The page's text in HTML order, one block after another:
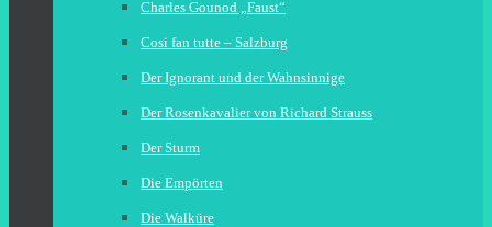
Charles Gounod „Faust“
Cosi fan tutte – Salzburg
Der Ignorant und der Wahnsinnige
Der Rosenkavalier von Richard Strauss
Der Sturm
Die Empörten
Die Walküre